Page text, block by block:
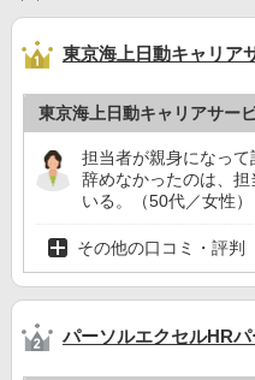
東京海上日動キャリア
東京海上日動キャリアサー
担当者が親身になっ
辞めなかったのは、
いる。（50代／女性）
その他の口コミ・評判
パーソルエクセルHR